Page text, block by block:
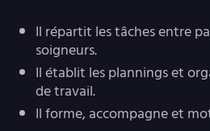
Il répartit les tâches entre
soigneurs.
Il établit les plannings et
de travail.
Il forme, accompagne et